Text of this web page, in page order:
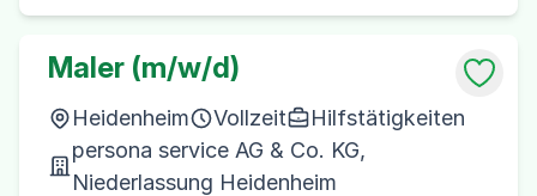
Maler (m/w/d)
Heidenheim Vollzeit
Hilfstätigkeiten
persona service AG & Co. KG,
Niederlassung Heidenheim